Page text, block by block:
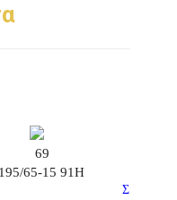
69
65-15 91H
Σ